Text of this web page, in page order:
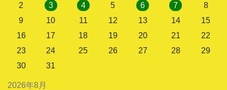
2026年8月
2
3 4 5 6 7
8
9
10 11 12 13 14
15
16
17 18 19 20 21
22
23
24 25 26 27 28
29
30
31